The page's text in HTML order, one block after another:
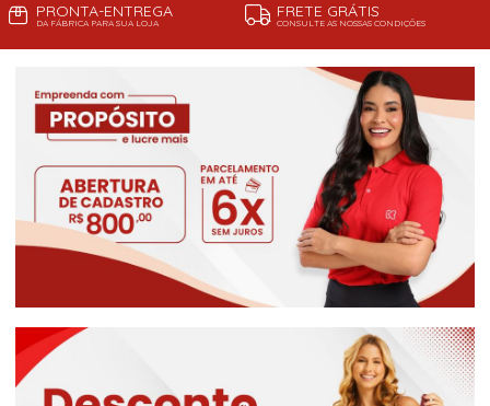
PRONTA-ENTREGA
DA FÁBRICA PARA SUA LOJA
FRETE GRÁTIS
CONSULTE AS NOSSAS CONDIÇÕES